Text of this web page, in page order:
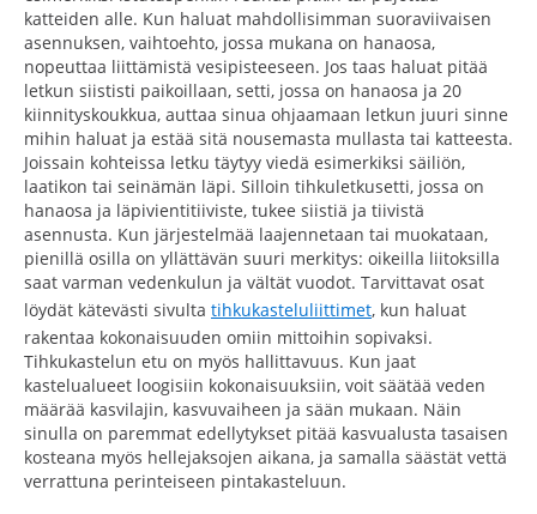
katteiden alle. Kun haluat mahdollisimman suoraviivaisen
asennuksen, vaihtoehto, jossa mukana on hanaosa,
nopeuttaa liittämistä vesipisteeseen. Jos taas haluat pitää
letkun siististi paikoillaan, setti, jossa on hanaosa ja 20
kiinnityskoukkua, auttaa sinua ohjaamaan letkun juuri sinne
mihin haluat ja estää sitä nousemasta mullasta tai katteesta.
Joissain kohteissa letku täytyy viedä esimerkiksi säiliön,
laatikon tai seinämän läpi. Silloin tihkuletkusetti, jossa on
hanaosa ja läpivientitiiviste, tukee siistiä ja tiivistä
asennusta. Kun järjestelmää laajennetaan tai muokataan,
pienillä osilla on yllättävän suuri merkitys: oikeilla liitoksilla
saat varman vedenkulun ja vältät vuodot. Tarvittavat osat
löydät kätevästi sivulta tihkukasteluliittimet, kun haluat
rakentaa kokonaisuuden omiin mittoihin sopivaksi.
Tihkukastelun etu on myös hallittavuus. Kun jaat
kastelualueet loogisiin kokonaisuuksiin, voit säätää veden
määrää kasvilajin, kasvuvaiheen ja sään mukaan. Näin
sinulla on paremmat edellytykset pitää kasvualusta tasaisen
kosteana myös hellejaksojen aikana, ja samalla säästät vettä
verrattuna perinteiseen pintakasteluun.